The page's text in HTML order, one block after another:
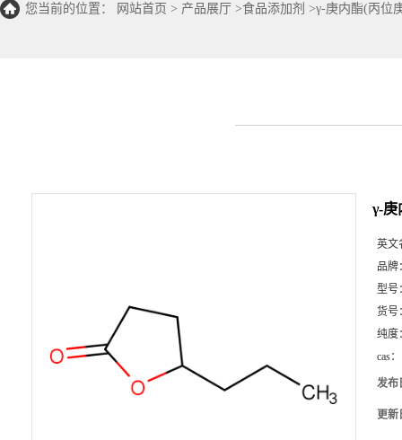
您当前的位置： 网站首页 > 产品展厅 >食品添加剂 >γ-庚内酯(丙位
γ-庚
英文
品牌
型号
货号
纯度
cas：
发布
更新